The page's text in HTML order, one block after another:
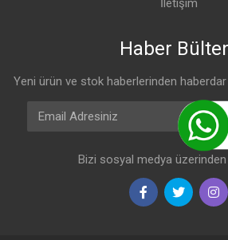
İletişim
Haber
Yeni ürün ve stok haberlerinden
Email Adresiniz
Bizi sosyal medya